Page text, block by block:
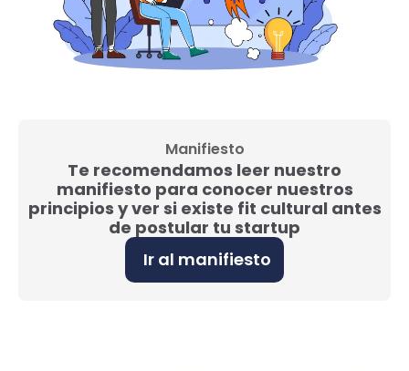
Manifiesto
Te recomendamos leer nuestro
manifiesto para conocer nuestros
principios y ver si existe fit cultural antes
de postular tu startup
Ir al manifiesto